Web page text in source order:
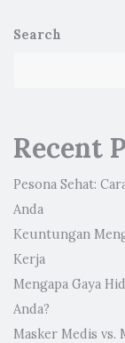
Search
Recent
Pesona Sehat:
Anda
Keuntungan
Kerja
Mengapa Gaya
Anda?
Masker Medis vs.